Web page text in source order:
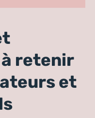
retenir
et